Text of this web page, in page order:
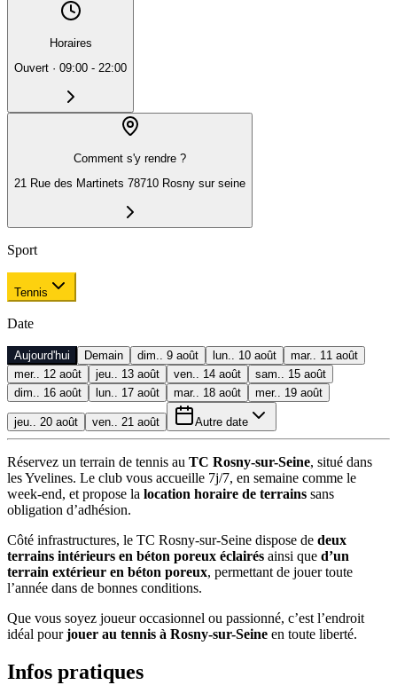
Horaires
Ouvert · 09:00 - 22:00
Comment s'y rendre ?
21 Rue des Martinets 78710 Rosny sur seine
Sport
Tennis
Date
Aujourd'hui Demain dim.. 9 août lun.. 10 août
mar.. 11 août
mer.. 12 août
jeu.. 13 août ven.. 14 août
sam.. 15 août
dim.. 16 août
lun.. 17 août mar.. 18 août mer.. 19 août
jeu.. 20 août ven.. 21 août Autre date
Réservez un terrain de tennis au TC Rosny-sur-Seine, situé dans
les Yvelines. Le club vous accueille 7j/7, en semaine comme le
week-end, et propose la location horaire de terrains sans
obligation d’adhésion.
Côté infrastructures, le TC Rosny-sur-Seine dispose de deux
terrains intérieurs en béton poreux éclairés ainsi que d’un
terrain extérieur en béton poreux, permettant de jouer toute
l’année dans de bonnes conditions.
Que vous soyez joueur occasionnel ou passionné, c’est l’endroit
idéal pourjouer au tennis à Rosny-sur-Seine en toute liberté.
Infos pratiques